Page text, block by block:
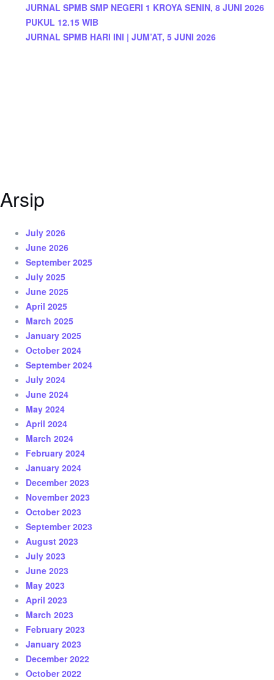
JURNAL SPMB SMP NEGERI 1 KROYA SENIN, 8 JUNI 2026
PUKUL 12.15 WIB
JURNAL SPMB HARI INI | JUM’AT, 5 JUNI 2026
Arsip
July 2026
June 2026
September 2025
July 2025
June 2025
April 2025
March 2025
January 2025
October 2024
September 2024
July 2024
June 2024
May 2024
April 2024
March 2024
February 2024
January 2024
December 2023
November 2023
October 2023
September 2023
August 2023
July 2023
June 2023
May 2023
April 2023
March 2023
February 2023
January 2023
December 2022
October 2022